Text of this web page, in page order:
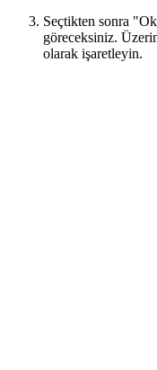
Seçtikten sonra
göreceksiniz.
olarak işaretleyin.